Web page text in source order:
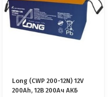
Long (CWP 200-12N) 12V
200Ah, 12В 200Ач АКБ